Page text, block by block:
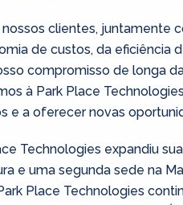
clientes, juntamente
de custos, da eficiência
compromisso de longa
à Park Place
e a oferecer novas
Technologies expandiu
e uma segunda sede na
Place Technologies